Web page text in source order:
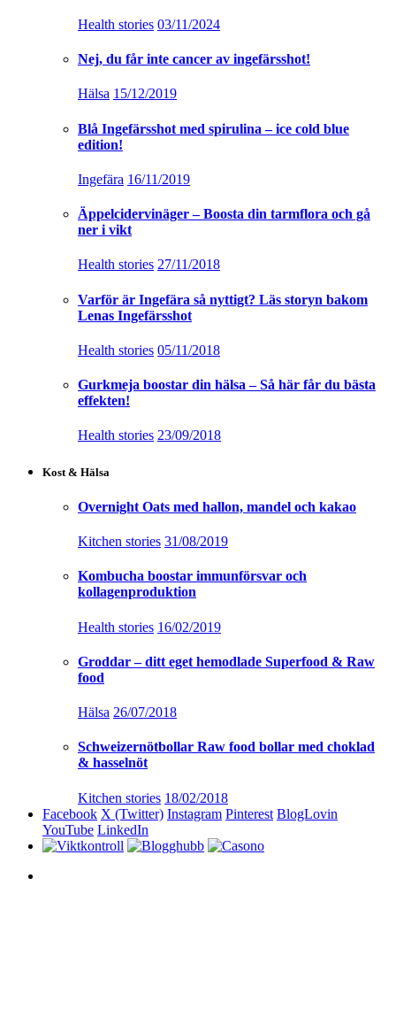
Health stories 03/11/2024
Nej, du får inte cancer av ingefärsshot!
Hälsa 15/12/2019
Blå Ingefärsshot med spirulina – ice cold blue
edition!
Ingefära 16/11/2019
Äppelcidervinäger – Boosta din tarmflora och gå
ner i vikt
Health stories 27/11/2018
Varför är Ingefära så nyttigt? Läs storyn bakom
Lenas Ingefärsshot
Health stories 05/11/2018
Gurkmeja boostar din hälsa – Så här får du bästa
effekten!
Health stories 23/09/2018
Kost & Hälsa
Overnight Oats med hallon, mandel och kakao
Kitchen stories 31/08/2019
Kombucha boostar immunförsvar och
kollagenproduktion
Health stories 16/02/2019
Groddar – ditt eget hemodlade Superfood & Raw
food
Hälsa 26/07/2018
Schweizernötbollar Raw food bollar med choklad
& hasselnöt
Kitchen stories 18/02/2018
Facebook X (Twitter) Instagram Pinterest BlogLovin
YouTube LinkedIn